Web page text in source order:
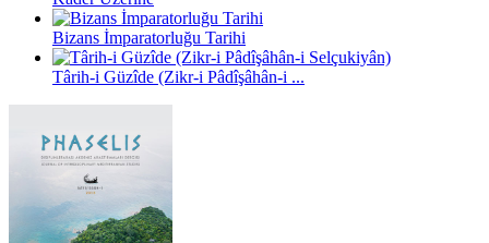
Bizans İmparatorluğu Tarihi
Târih-i Güzîde (Zikr-i Pâdîşâhân-i ...